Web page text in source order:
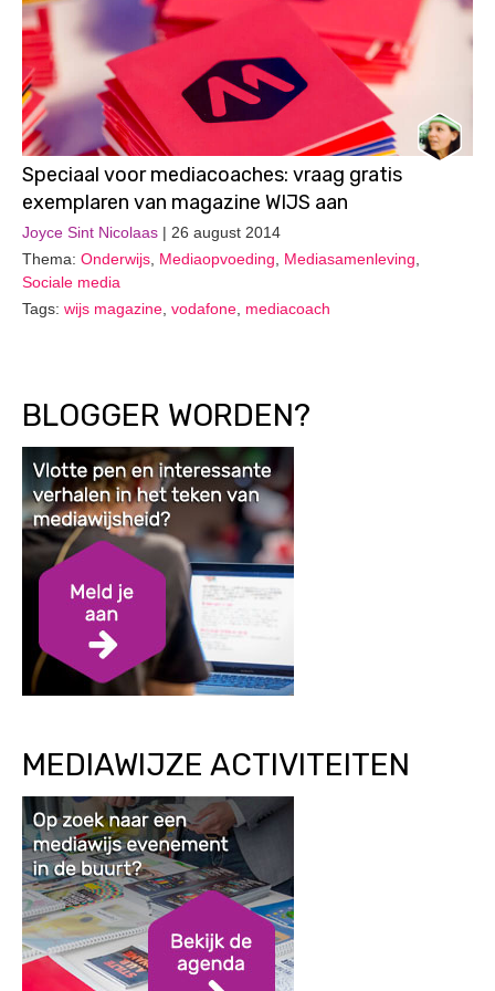
Speciaal voor mediacoaches: vraag gratis
exemplaren van magazine WIJS aan
Joyce Sint Nicolaas | 26 august 2014
Thema: Onderwijs Mediaopvoeding Mediasamenleving
Sociale media
Tags: wijs magazine vodafone mediacoach
BLOGGER WORDEN?
MEDIAWIJZE ACTIVITEITEN